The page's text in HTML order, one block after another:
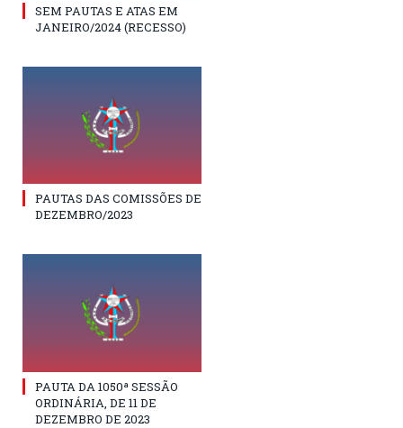
SEM PAUTAS E ATAS EM
JANEIRO/2024 (RECESSO)
PAUTAS DAS COMISSÕES DE
DEZEMBRO/2023
PAUTA DA 1050ª SESSÃO
ORDINÁRIA, DE 11 DE
DEZEMBRO DE 2023